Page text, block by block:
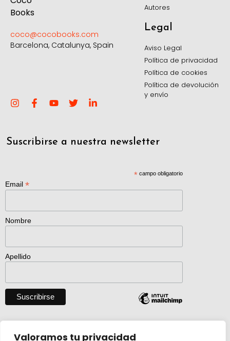
Valoramos tu privacidad
coco@cocobooks.com
Barcelona, Catalunya, Spain
Autores
Legal
Aviso Legal
Política de privacidad
Política de cookies
Política de devolución
y envío
Suscribirse a nuestra newsletter
*campo obligatorio
Email *
Nombre
Apellido
Descargar catálogo entero en pdf